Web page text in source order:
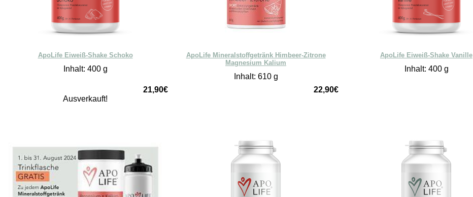
ApoLife Eiweiß-Shake Schoko
Inhalt: 400 g
21,90€
Ausverkauft!
ApoLife Mineralstoffgetränk Himbeer-Zitrone
Magnesium Kalium
Inhalt: 610 g
22,90€
ApoLife Eiweiß-Shake Vanille
Inhalt: 400 g